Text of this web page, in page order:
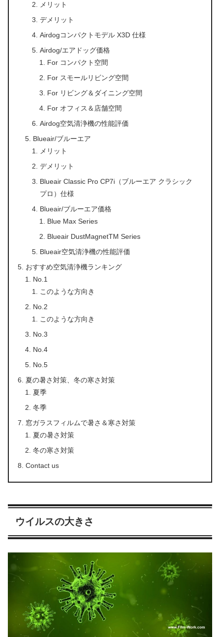
メリット
デメリット
Airdogコンパクトモデル X3D 仕様
Airdog/エアドッグ価格
For コンパクト空間
For スモールリビング空間
For リビング＆ダイニング空間
For オフィス＆店舗空間
Airdog空気清浄機の性能評価
Blueair/ブルーエア
メリット
デメリット
Blueair Classic Pro CP7i（ブルーエア クラシック
プロ）仕様
Blueair/ブルーエア価格
Blue Max Series
Blueair DustMagnetTM Series
Blueair空気清浄機の性能評価
おすすめ空気清浄機ランキング
No.1
このような方向き
No.2
このような方向き
No.3
No.4
No.5
夏の暑さ対策、冬の寒さ対策
夏季
冬季
窓ガラスフィルムで暑さ＆寒さ対策
夏の暑さ対策
冬の寒さ対策
Contact us
ウイルスの大きさ